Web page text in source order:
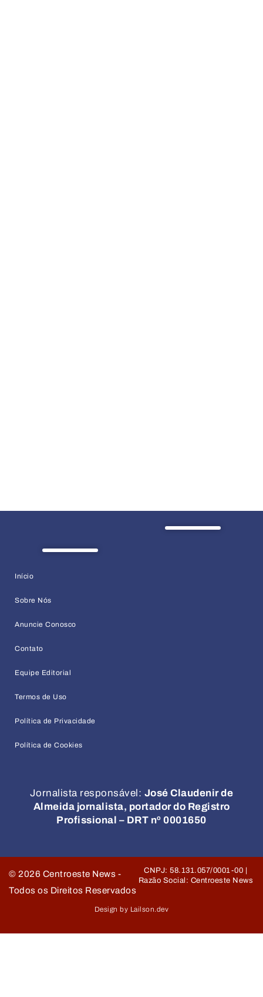
Início
Sobre Nós
Anuncie Conosco
Contato
Equipe Editorial
Termos de Uso
Política de Privacidade
Política de Cookies
Jornalista responsável: José Claudenir de
Almeida jornalista, portador do Registro
Profissional – DRT nº 0001650
© 2026 Centroeste News -
Todos os Direitos Reservados
CNPJ: 58.131.057/0001-00 |
Razão Social: Centroeste News
Design by Lailson.dev